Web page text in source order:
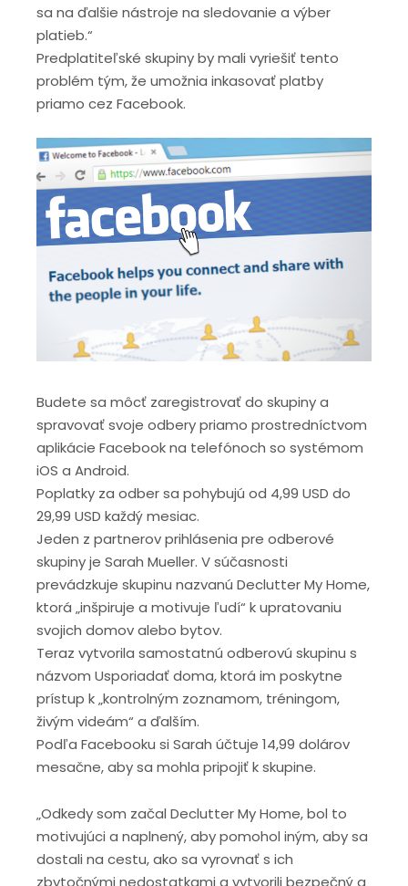
sa na ďalšie nástroje na sledovanie a výber
platieb.“
Predplatiteľské skupiny by mali vyriešiť tento
problém tým, že umožnia inkasovať platby
priamo cez Facebook.
Budete sa môcť zaregistrovať do skupiny a
spravovať svoje odbery priamo prostredníctvom
aplikácie Facebook na telefónoch so systémom
iOS a Android.
Poplatky za odber sa pohybujú od 4,99 USD do
29,99 USD každý mesiac.
Jeden z partnerov prihlásenia pre odberové
skupiny je Sarah Mueller. V súčasnosti
prevádzkuje skupinu nazvanú Declutter My Home,
ktorá „inšpiruje a motivuje ľudí“ k upratovaniu
svojich domov alebo bytov.
Teraz vytvorila samostatnú odberovú skupinu s
názvom Usporiadať doma, ktorá im poskytne
prístup k „kontrolným zoznamom, tréningom,
živým videám“ a ďalším.
Podľa Facebooku si Sarah účtuje 14,99 dolárov
mesačne, aby sa mohla pripojiť k skupine.
„Odkedy som začal Declutter My Home, bol to
motivujúci a naplnený, aby pomohol iným, aby sa
dostali na cestu, ako sa vyrovnať s ich
zbytočnými nedostatkami a vytvorili bezpečný a